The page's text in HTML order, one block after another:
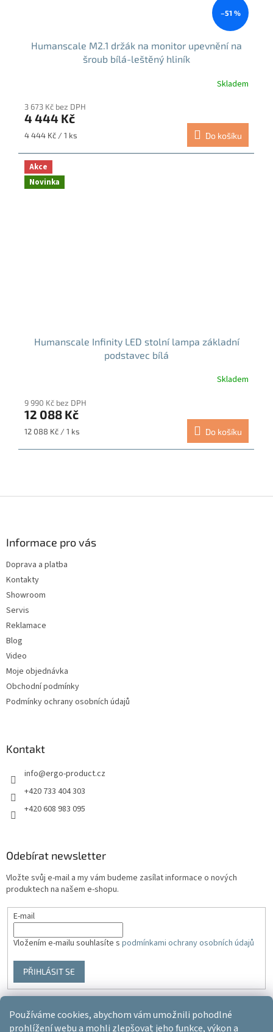
Používáme cookies, abychom vám umožnili pohodlné
prohlížení webu a mohli zlepšovat jeho funkce, výkon a
–51 %
Humanscale M2.1 držák na monitor upevnění na
šroub bílá-leštěný hliník
Skladem
3 673 Kč bez DPH
4 444 Kč
Měrná
4 444 Kč / 1 ks Do košíku
Akce
Novinka
Humanscale Infinity LED stolní lampa základní
podstavec bílá
produktu
je
5,0
5
Skladem
9 990 Kč bez DPH
12 088 Kč
Měrná
12 088 Kč / 1 ks Do košíku
Informace pro vás
Doprava a platba
Kontakty
Showroom
Servis
Reklamace
Blog
Video
Moje objednávka
Obchodní podmínky
Podmínky ochrany osobních údajů
Kontakt
info@ergo-product.cz
+420 733 404 303
+420 608 983 095
Odebírat newsletter
Vložte svůj e-mail a my vám budeme zasílat informace o nových
produktech na našem e-shopu.
E-mail
Vložením e-mailu souhlasíte s podmínkami ochrany osobních údajů
PŘIHLÁSIT SE
Vytvořil Shoptet